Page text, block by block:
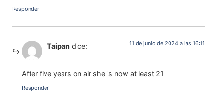
Responder
Taipan dice: 11 de junio de 2024 a las 16:11
After five years on air she is now at least 21
Responder